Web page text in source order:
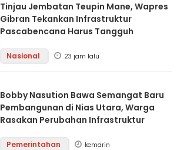
Tinjau Jembatan Teupin Mane, Wapres
Gibran Tekankan Infrastruktur
Pascabencana Harus Tangguh
Nasional 23 jam lalu
Bobby Nasution Bawa Semangat Baru
Pembangunan di Nias Utara, Warga
Rasakan Perubahan Infrastruktur
Pemerintahan kemarin